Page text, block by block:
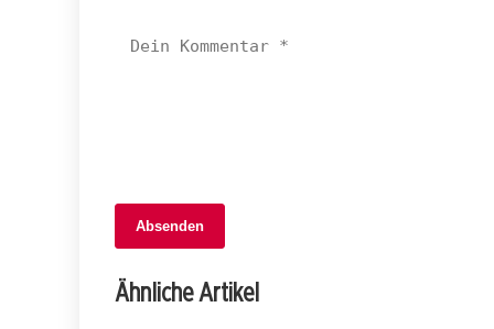
Absenden
Ähnliche Artikel
06. September 2025
Chemische Reaktion in Rudolfstetten: